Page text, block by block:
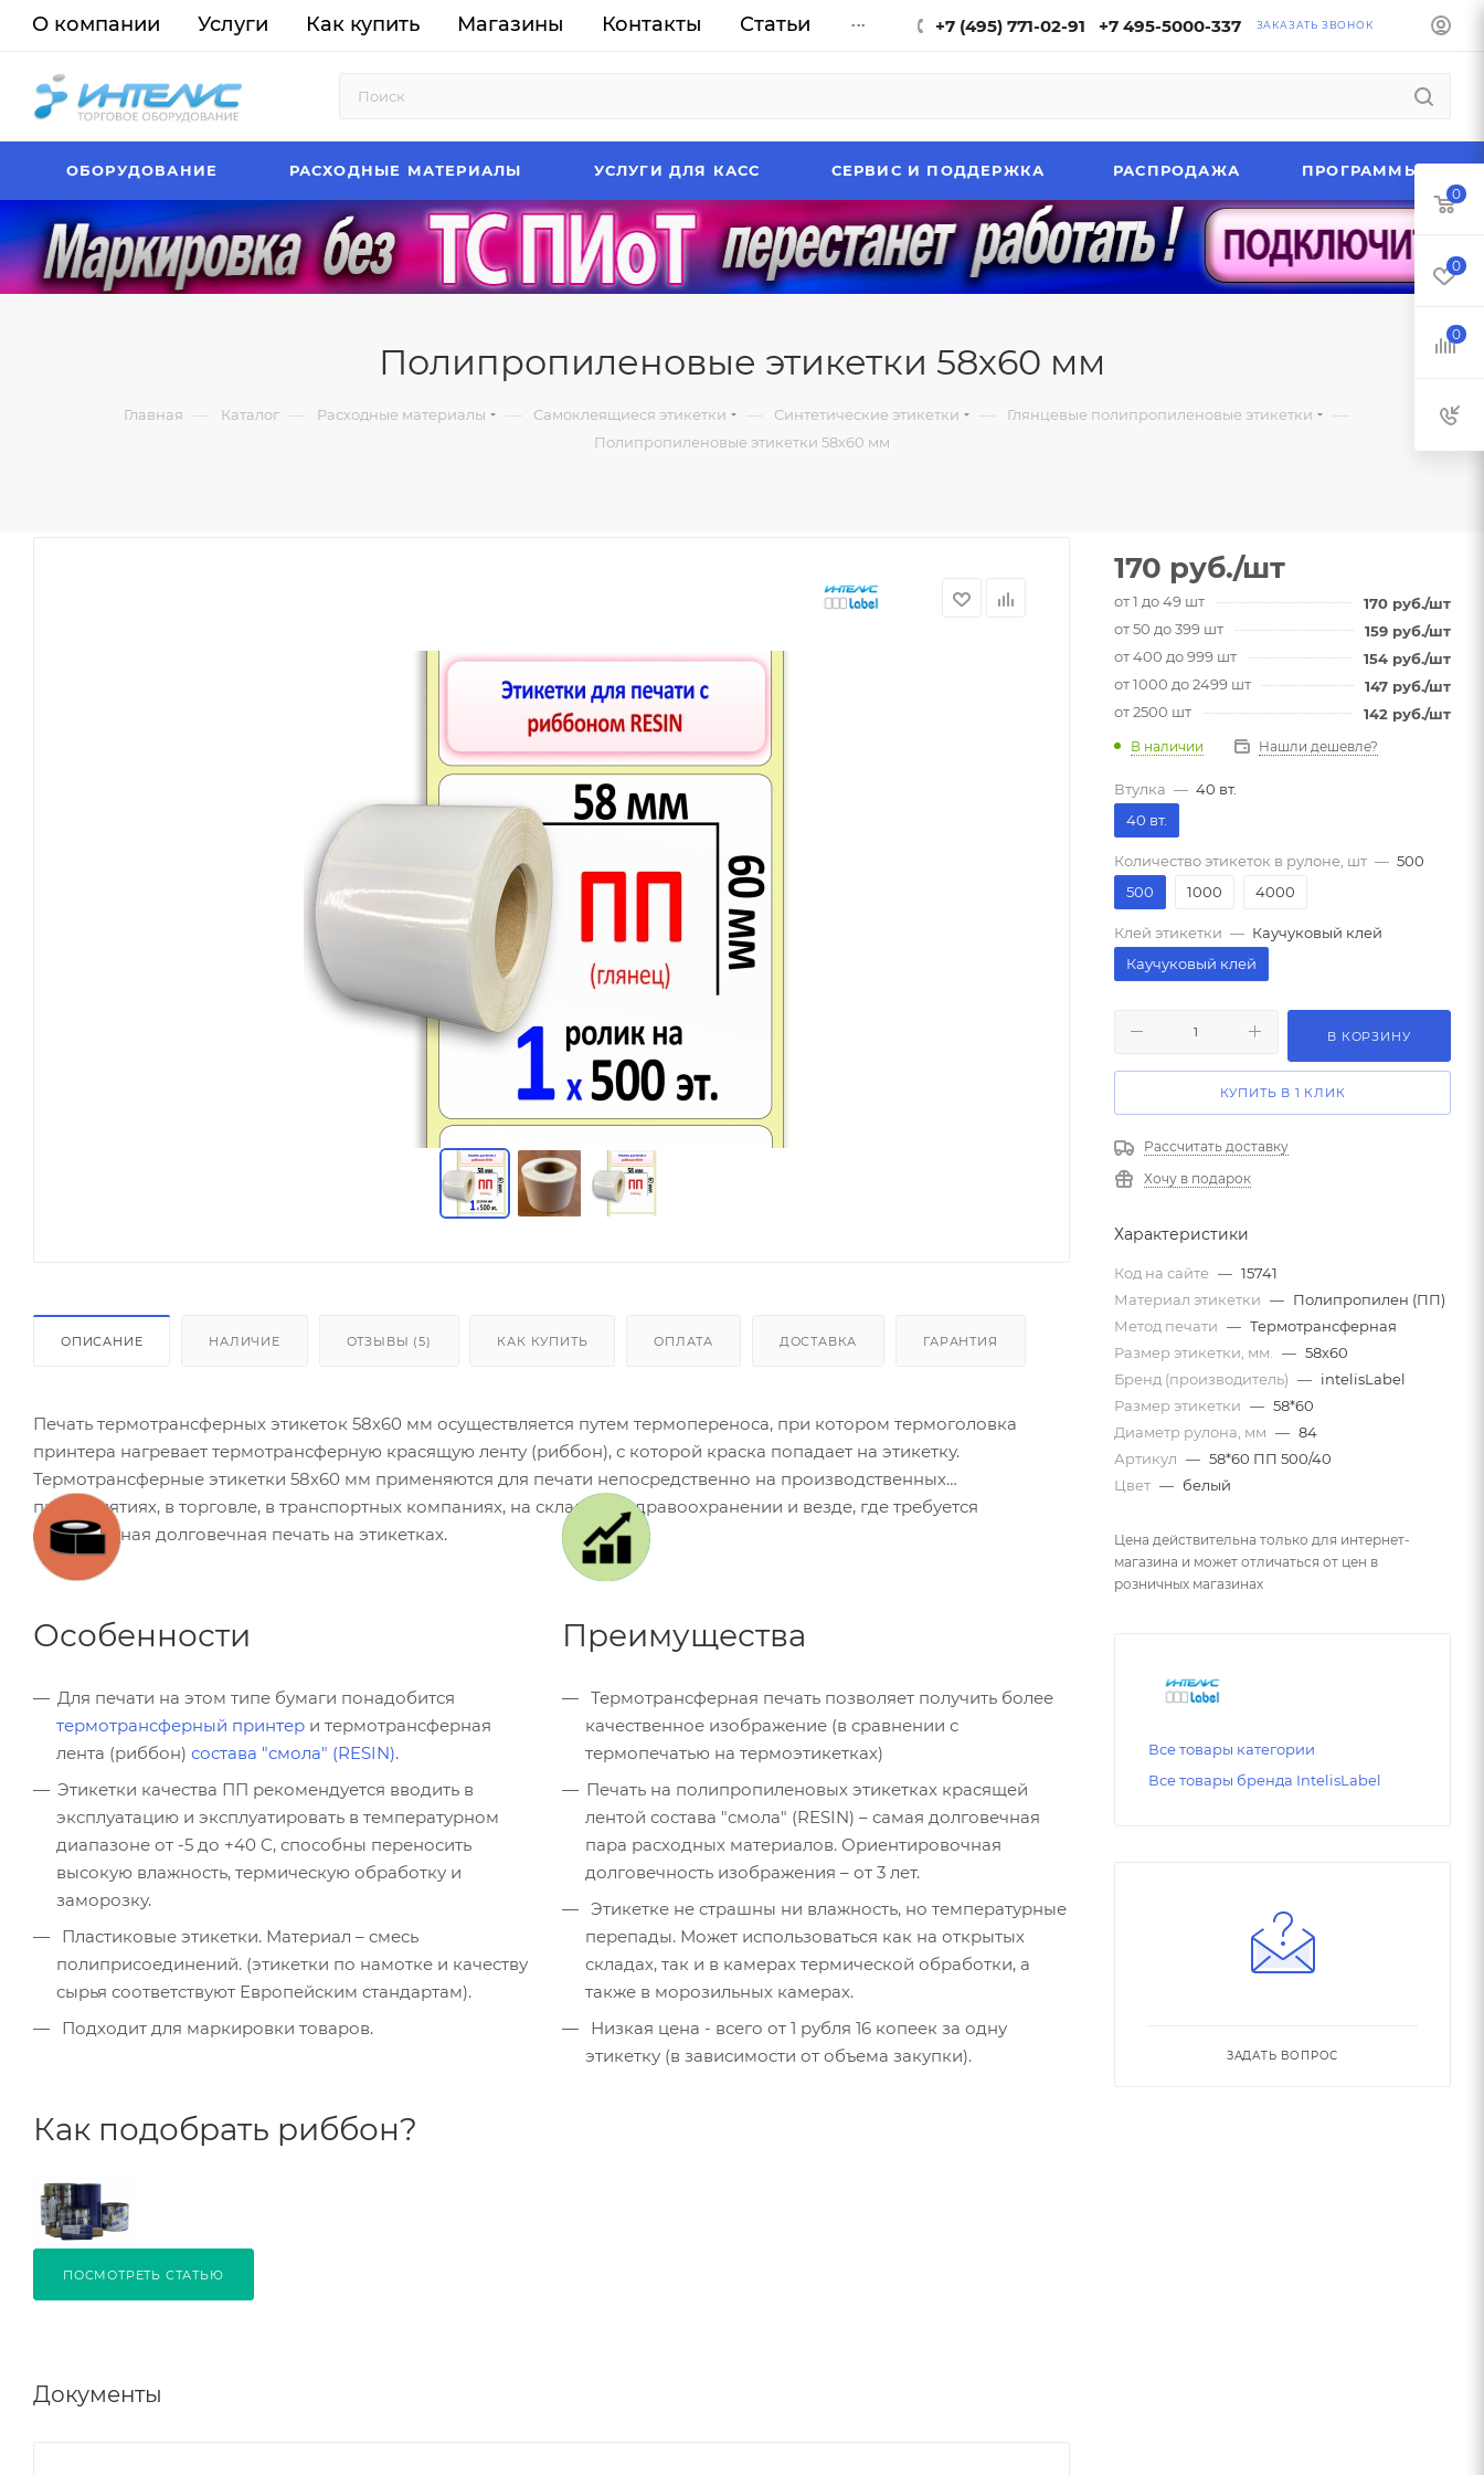
О компании Услуги Как купить Магазины Контакты Статьи ... +7 (495) 771-02-91 +7 495-5000-337 ЗАКАЗАТЬ ЗВОНОК
ОБОРУДОВАНИЕ РАСХОДНЫЕ МАТЕРИАЛЫ УСЛУГИ ДЛЯ КАСС СЕРВИС И ПОДДЕРЖКА РАСПРОДАЖА ПРОГРАММЫ
Полипропиленовые этикетки 58х60 мм
Главная — Каталог — Расходные материалы — Самоклеящиеся этикетки — Синтетические этикетки — Глянцевые полипропиленовые этикетки —
Полипропиленовые этикетки 58х60 мм
ОПИСАНИЕ НАЛИЧИЕ ОТЗЫВЫ (5) КАК КУПИТЬ ОПЛАТА ДОСТАВКА ГАРАНТИЯ
Печать термотрансферных этикеток 58х60 мм осуществляется путем термопереноса, при котором термоголовка
принтера нагревает термотрансферную красящую ленту (риббон), с которой краска попадает на этикетку.
Термотрансферные этикетки 58x60 мм применяются для печати непосредственно на производственных
предприятиях, в торговле, в транспортных компаниях, на складах, в здравоохранении и везде, где требуется
качественная долговечная печать на этикетках.
Особенности
Для печати на этом типе бумаги понадобится
термотрансферный принтер и термотрансферная
лента (риббон) состава "смола" (RESIN).
Этикетки качества ПП рекомендуется вводить в
эксплуатацию и эксплуатировать в температурном
диапазоне от -5 до +40 C, способны переносить
высокую влажность, термическую обработку и
заморозку.
полиприсоединений. (этикетки по намотке и качеству
сырья соответствуют Европейским стандартам).
Подходит для маркировки товаров.
Преимущества
качественное изображение (в сравнении с
термопечатью на термоэтикетках)
Печать на полипропиленовых этикетках красящей
лентой состава "смола" (RESIN) – самая долговечная
пара расходных материалов. Ориентировочная
долговечность изображения – от 3 лет.
перепады. Может использоваться как на открытых
складах, так и в камерах термической обработки, а
также в морозильных камерах.
этикетку (в зависимости от объема закупки).
Как подобрать риббон?
ПОСМОТРЕТЬ СТАТЬЮ
Документы
170 руб./шт
от 1 до 49 шт 170 руб./шт
от 50 до 399 шт
159 руб./шт
от 400 до 999 шт
154 руб./шт
от 1000 до 2499 шт
147 руб./шт
от 2500 шт
142 руб./шт
В наличии Нашли дешевле?
Втулка — 40 вт.
40 вт.
Количество этикеток в рулоне, шт — 500
500
1000 4000
Клей этикетки — Каучуковый клей
Каучуковый клей
В КОРЗИНУ
КУПИТЬ В 1 КЛИК
Рассчитать доставку
Хочу в подарок
Характеристики
Код на сайте — 15741
Материал этикетки — Полипропилен (ПП)
Метод печати — Термотрансферная
Размер этикетки, мм.
— 58х60
Бренд (производитель) — intelisLabel
Размер этикетки — 58*60
Диаметр рулона, мм — 84
Артикул — 58*60 ПП 500/40
Цвет — белый
Цена действительна только для интернет-
магазина и может отличаться от цен в
розничных магазинах
Все товары категории
Все товары бренда IntelisLabel
ЗАДАТЬ ВОПРОС
0
0
0